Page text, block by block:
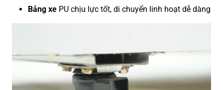
Bảng xe PU chịu lực tốt, di chuyển linh hoạt dễ dàng